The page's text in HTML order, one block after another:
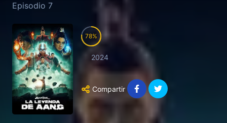
Episodio 7
78
2024
Compartir